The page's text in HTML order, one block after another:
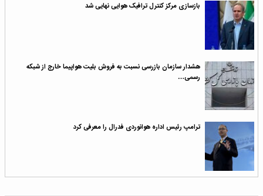
بازسازی مرکز کنترل ترافیک هوایی نهایی شد
هشدار سازمان بازرسی نسبت به فروش بلیت هواپیما خارج از شبکه
رسمی…
ترامپ رئیس اداره هوانوردی فدرال را معرفی کرد